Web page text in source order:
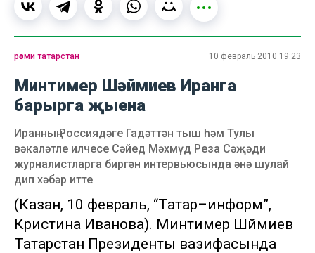
рәсми татарстан 10 февраль 2010 19:23
Минтимер Шәймиев Иранга
барырга җыена
Иранның Россиядәге Гадәттән тыш һәм Тулы
вәкаләтле илчесе Сәйед Мәхмүд Реза Сәҗәди
журналистларга биргән интервьюсында әнә шулай
дип хәбәр итте
(Казан, 10 февраль, “Татар–информ”,
Кристина Иванова). Минтимер Шәймиев
Татарстан Президенты вазифасында